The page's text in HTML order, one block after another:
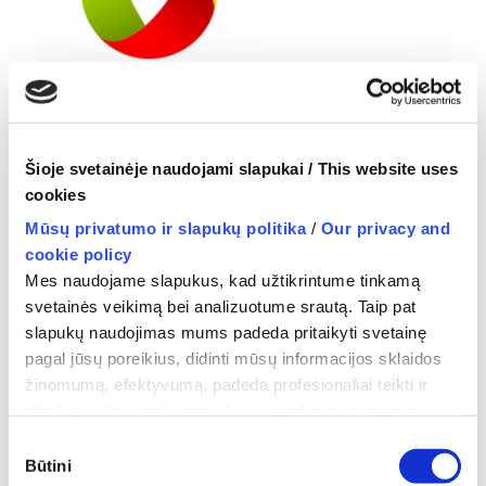
Šioje svetainėje naudojami slapukai / This website uses
cookies
Mūsų privatumo ir slapukų politika/ Our privacy and
cookie policy
Mes naudojame slapukus, kad užtikrintume tinkamą
svetainės veikimą bei analizuotume srautą. Taip pat
slapukų naudojimas mums padeda pritaikyti svetainę
pagal jūsų poreikius, didinti mūsų informacijos sklaidos
žinomumą, efektyvumą, padeda profesionaliai teikti ir
politika ir atitinkamais asmens duomenų saugos teisės
pasirinkimas
Būtini
← AMIC POLSKA sp. z o.o.